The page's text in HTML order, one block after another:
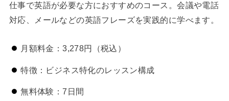
仕事で英語が必要な方におすすめのコース。会議や電話
対応、メールなどの英語フレーズを実践的に学べます。
月額料金：3,278円（税込）
特徴：ビジネス特化のレッスン構成
無料体験：7日間